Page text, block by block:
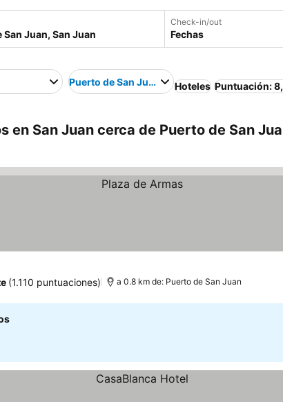
Check-in/out
Fechas
Puerto de San Juan Hoteles Puntuación:
en San Juan cerca de Puerto de San
(1.110 puntuaciones) a 0.8 km de: Puerto de San Juan